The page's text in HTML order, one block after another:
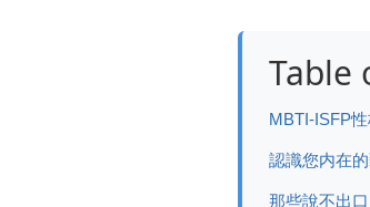
Table
MBTI-ISFP
認識您内在
那些說不出